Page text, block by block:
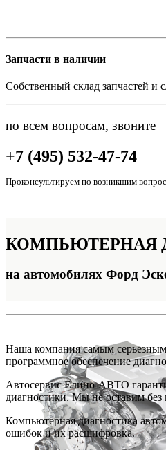
Запчасти в наличии
Собственный склад запчастей и
по всем вопросам, звоните
+7 (495) 532-47-74
Проконсультируем по возникшим
КОМПЬЮТЕРНАЯ
на автомобилях Форд
Наша компания самым серьезным
программное обеспечение
Автосервис Елино-АВТО
диагностики. Мы не оставим без
Компьютерная диагностика
ошибок и их расшифровка.